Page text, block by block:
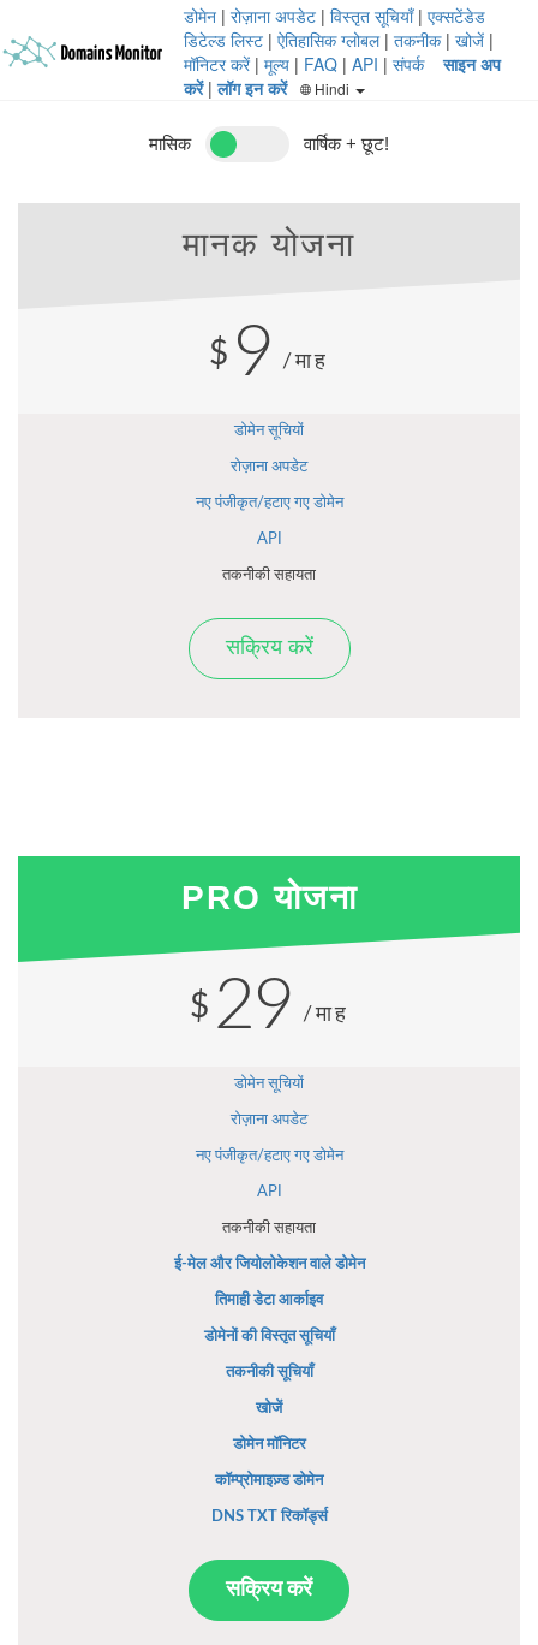
डोमेन | रोज़ाना अपडेट | विस्तृत सूचियाँ| एक्सटेंडेड
डिटेल्ड लिस्ट | ऐतिहासिक ग्लोबल| तकनीक| खोजें |
मॉनिटर करें| मूल्य | FAQ | API | संपर्क
साइन अप
करें|लॉग इन करें Hindi
मासिक वार्षिक + छूट!
मानक योजना
$ 9 /माह
डोमेन सूचियों
रोज़ाना अपडेट
नए पंजीकृत/हटाए गए डोमेन
API
तकनीकी सहायता
सक्रिय करें
PRO योजना
$ 29 /माह
डोमेन सूचियों
रोज़ाना अपडेट
नए पंजीकृत/हटाए गए डोमेन
API
तकनीकी सहायता
ई-मेल और जियोलोकेशन वाले डोमेन
तिमाही डेटा आर्काइव
डोमेनों की विस्तृत सूचियाँ
तकनीकी सूचियाँ
खोजें
डोमेन मॉनिटर
कॉम्प्रोमाइज़्ड डोमेन
DNS TXT रिकॉर्ड्स
सक्रिय करें